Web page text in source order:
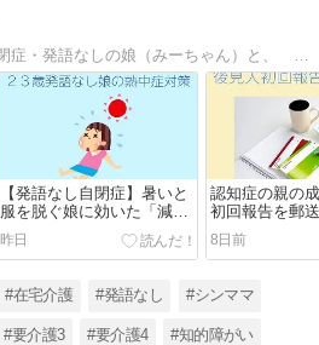
【発語なし自閉症】暑いと
服を脱ぐ娘に効いた「減ら
す」夏対策
昨日
認知症の親の
初回報告を郵
した。2日間
業と、収支予
こと
8日前
#在宅介護 #発語なし #シンママ
#要介護3 #要介護4 #知的障がい